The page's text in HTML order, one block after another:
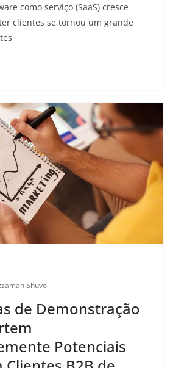
como serviço (SaaS) cresce
clientes se tornou um grande
Shuvo
de Demonstração
Potenciais